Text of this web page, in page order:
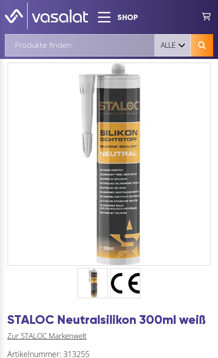
SHOP
ALLE
STALOC Neutralsilikon 300ml weiß
Zur STALOC Markenwelt
Artikelnummer: 313255